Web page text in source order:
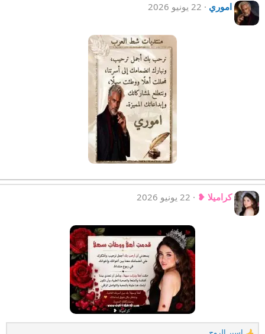
اموري 22 يونيو 2026
كراميلا ❥ 22 يونيو 2026